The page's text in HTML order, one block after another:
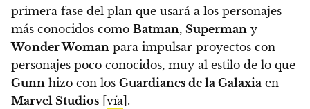
primera fase del plan que usará a los personajes
más conocidos como Batman, Superman y
Wonder Woman para impulsar proyectos con
personajes poco conocidos, muy al estilo de lo que
Gunn hizo con los Guardianes de la Galaxia en
Marvel Studios vía ].